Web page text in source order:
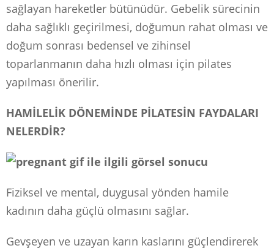
sağlayan hareketler bütünüdür. Gebelik sürecinin
daha sağlıklı geçirilmesi, doğumun rahat olması ve
doğum sonrası bedensel ve zihinsel
toparlanmanın daha hızlı olması için pilates
yapılması önerilir.
HAMİLELİK DÖNEMİNDE PİLATESİN FAYDALARI
NELERDİR?
Fiziksel ve mental, duygusal yönden hamile
kadının daha güçlü olmasını sağlar.
Gevşeyen ve uzayan karın kaslarını güçlendirerek